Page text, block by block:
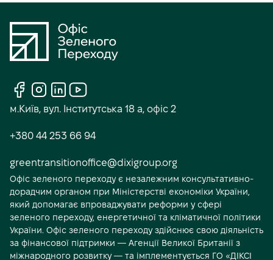
С
о
а
л
ь
н
і
м.Київ, вул. Інститутська 18 а, офіс 2
+380 44 253 66 94
greentransitionoffice@dixigroup.org
Офіс зеленого переходу є незалежним консультативно-
дорадчим органом при Міністерстві економіки України,
який допомагає впроваджувати реформи у сфері
зеленого переходу, енергетичної та кліматичної політики
України. Офіс зеленого переходу здійснює свою діяльність
за фінансової підтримки — Агенції Великої Британії з
міжнародного розвитку — та імплементується ГО «ДІКСІ